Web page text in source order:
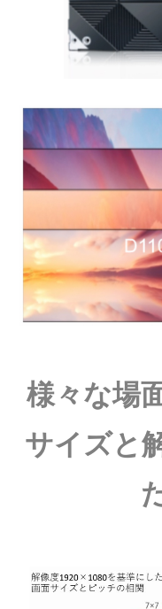
様々な場
サイズと